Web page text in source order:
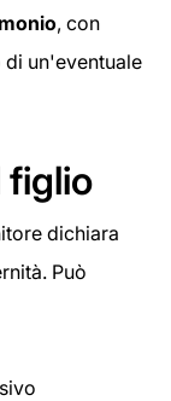
, con
un'eventuale
figlio
dichiara
Può